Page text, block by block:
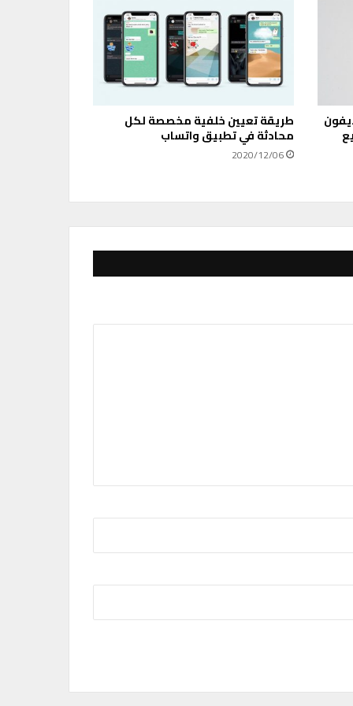
طريقة تعيين خلفية مخصصة لكل
محادثة في تطبيق واتساب
2020/12/06